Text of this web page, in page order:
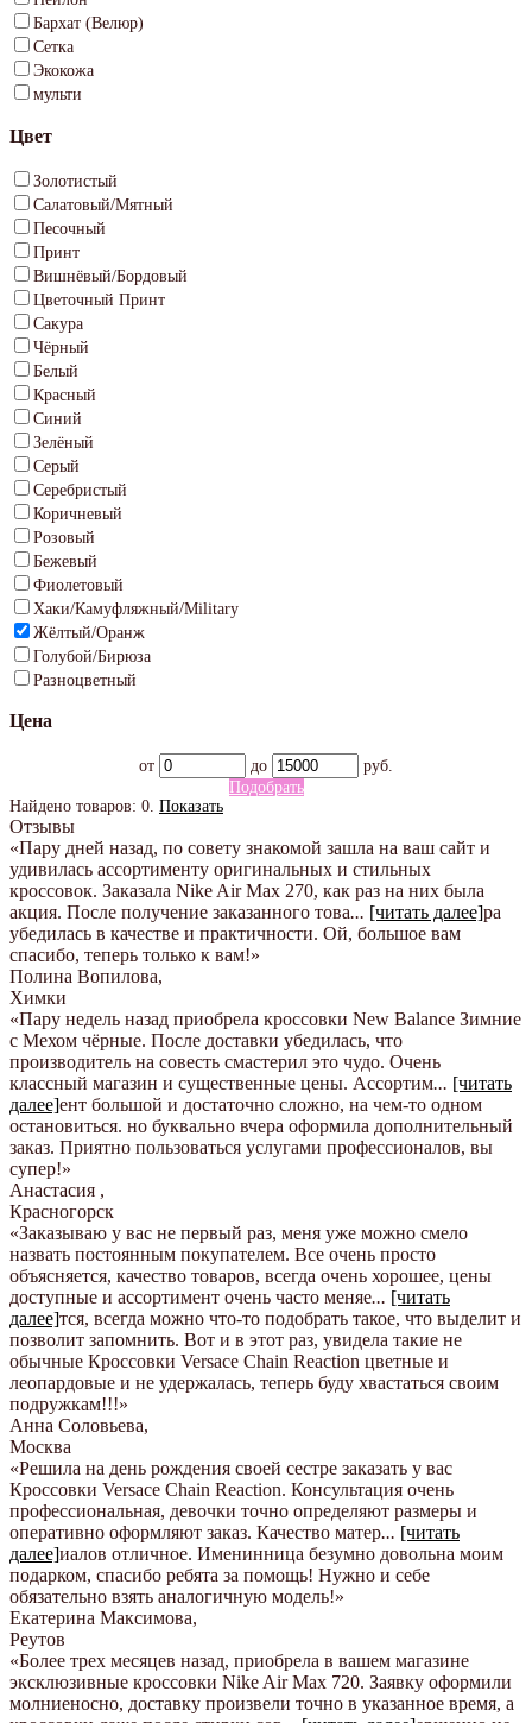
Бархат (Велюр)
Сетка
Экокожа
мульти
Цвет
Золотистый
Салатовый/Мятный
Песочный
Принт
Вишнёвый/Бордовый
Цветочный Принт
Сакура
Чёрный
Белый
Красный
Синий
Зелёный
Серый
Серебристый
Коричневый
Розовый
Бежевый
Фиолетовый
Хаки/Камуфляжный/Military
Жёлтый/Оранж
Голубой/Бирюза
Разноцветный
Цена
от до
руб.
Подобрать
Найдено товаров: 0 Показать
Отзывы
«Пару дней назад, по совету знакомой зашла на ваш сайт и
удивилась ассортименту оригинальных и стильных
кроссовок. Заказала Nike Air Max 270, как раз на них была
акция. После получение заказанного това... [читать далее]ра
убедилась в качестве и практичности. Ой, большое вам
спасибо, теперь только к вам!»
Полина Вопилова,
Химки
«Пару недель назад приобрела кроссовки New Balance Зимние
с Мехом чёрные. После доставки убедилась, что
производитель на совесть смастерил это чудо. Очень
классный магазин и существенные цены. Ассортим... [читать
далее]ент большой и достаточно сложно, на чем-то одном
остановиться. но буквально вчера оформила дополнительный
заказ. Приятно пользоваться услугами профессионалов, вы
супер!»
Анастасия ,
Красногорск
«Заказываю у вас не первый раз, меня уже можно смело
назвать постоянным покупателем. Все очень просто
объясняется, качество товаров, всегда очень хорошее, цены
доступные и ассортимент очень часто меняе... [читать
далее]тся, всегда можно что-то подобрать такое, что выделит и
позволит запомнить. Вот и в этот раз, увидела такие не
обычные Кроссовки Versace Chain Reaction цветные и
леопардовые и не удержалась, теперь буду хвастаться своим
подружкам!!!»
Анна Соловьева,
Москва
«Решила на день рождения своей сестре заказать у вас
Кроссовки Versace Chain Reaction. Консультация очень
профессиональная, девочки точно определяют размеры и
оперативно оформляют заказ. Качество матер... [читать
далее]иалов отличное. Именинница безумно довольна моим
подарком, спасибо ребята за помощь! Нужно и себе
обязательно взять аналогичную модель!»
Екатерина Максимова,
Реутов
«Более трех месяцев назад, приобрела в вашем магазине
эксклюзивные кроссовки Nike Air Max 720. Заявку оформили
молниеносно, доставку произвели точно в указанное время, а